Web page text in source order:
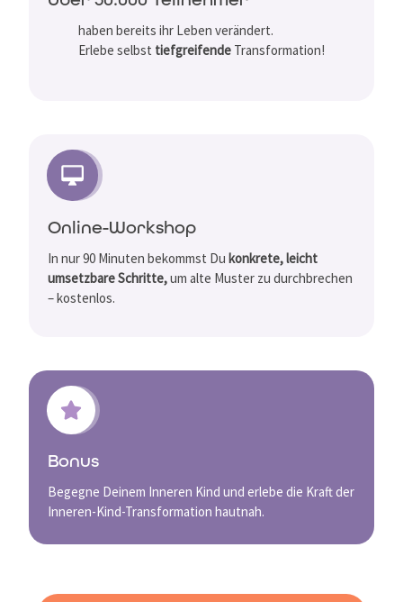
haben bereits ihr Leben verändert.
Erlebe selbst tiefgreifende Transformation!
Online-Workshop
In nur 90 Minuten bekommst Du konkrete, leicht
umsetzbare Schritte,um alte Muster zu durchbrechen
– kostenlos.
Bonus
Begegne Deinem Inneren Kind und erlebe die Kraft der
Inneren-Kind-Transformation hautnah.